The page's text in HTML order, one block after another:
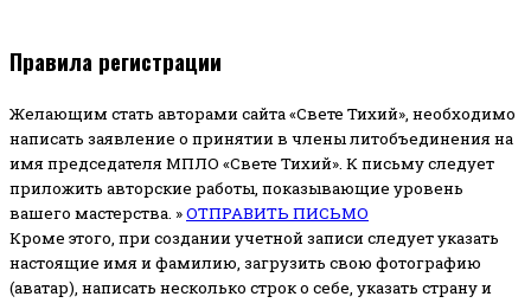
Правила регистрации
Желающим стать авторами сайта «Свете Тихий», необходимо
написать заявление о принятии в члены литобъединения на
имя председателя МПЛО «Свете Тихий». К письму следует
приложить авторские работы, показывающие уровень
вашего мастерства. »ОТПРАВИТЬ ПИСЬМО
Кроме этого, при создании учетной записи следует указать
настоящие имя и фамилию, загрузить свою фотографию
(аватар), написать несколько строк о себе, указать страну и